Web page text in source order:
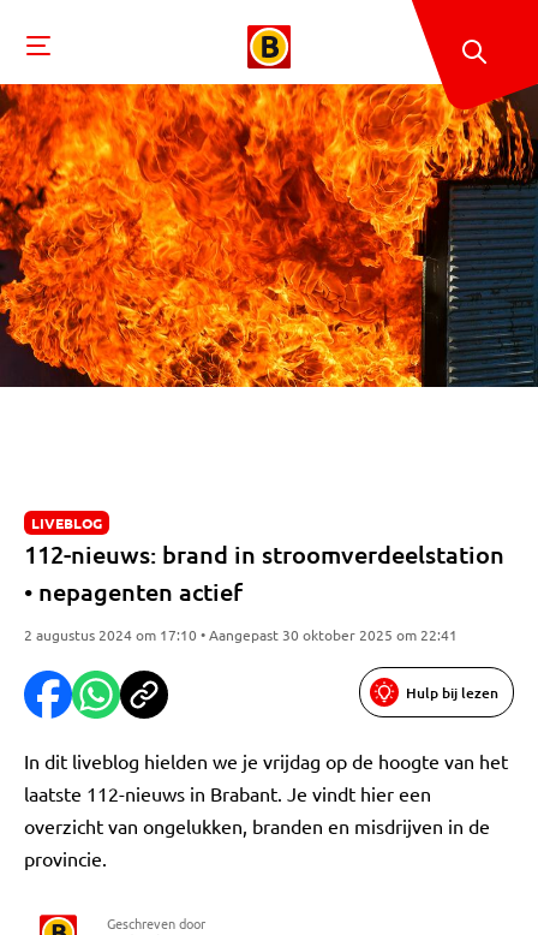
LIVEBLOG
112-nieuws: brand in stroomverdeelstation
• nepagenten actief
2 augustus 2024 om 17:10 • Aangepast 30 oktober 2025 om 22:41
Hulp bij lezen
In dit liveblog hielden we je vrijdag op de hoogte van het
laatste 112-nieuws in Brabant. Je vindt hier een
overzicht van ongelukken, branden en misdrijven in de
provincie.
Geschreven door